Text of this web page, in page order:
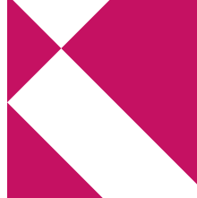
Annikas litteratur- och kulturblogg
Deckare, kriminalromaner, thrillers
Hem
Boktolva
Författarfemman
Kontakt